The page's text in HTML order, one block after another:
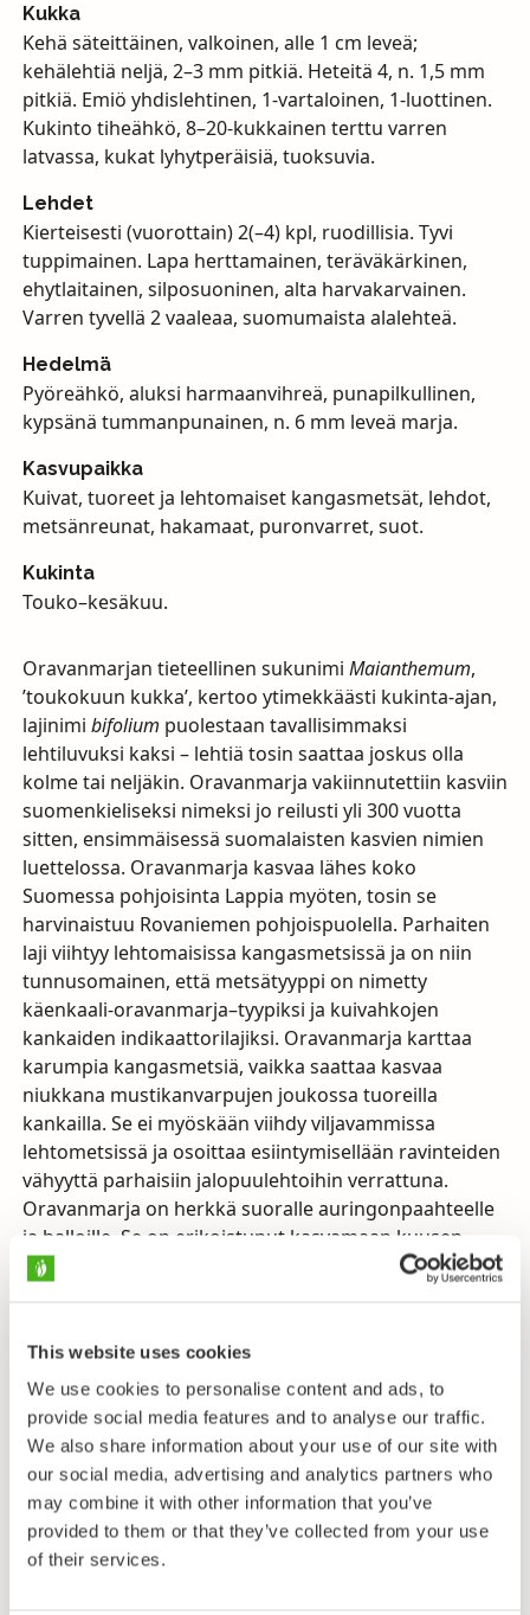
This website uses cookies
We use cookies to personalise content and ads, to
provide social media features and to analyse our traffic.
We also share information about your use of our site with
our social media, advertising and analytics partners who
may combine it with other information that you’ve
provided to them or that they’ve collected from your use
of their services.
Kukka
Kehä säteittäinen, valkoinen, alle 1 cm leveä;
kehälehtiä neljä, 2–3 mm pitkiä. Heteitä 4, n. 1,5 mm
pitkiä. Emiö yhdislehtinen, 1-vartaloinen, 1-luottinen.
Kukinto tiheähkö, 8–20-kukkainen terttu varren
latvassa, kukat lyhytperäisiä, tuoksuvia.
Lehdet
Kierteisesti (vuorottain) 2(–4) kpl, ruodillisia. Tyvi
tuppimainen. Lapa herttamainen, teräväkärkinen,
ehytlaitainen, silposuoninen, alta harvakarvainen.
Varren tyvellä 2 vaaleaa, suomumaista alalehteä.
Hedelmä
Pyöreähkö, aluksi harmaanvihreä, punapilkullinen,
kypsänä tummanpunainen, n. 6 mm leveä marja.
Kasvupaikka
Kuivat, tuoreet ja lehtomaiset kangasmetsät, lehdot,
metsänreunat, hakamaat, puronvarret, suot.
Kukinta
Touko–kesäkuu.
Oravanmarjan tieteellinen sukunimi Maianthemum,
’toukokuun kukka’, kertoo ytimekkäästi kukinta-ajan,
lajinimi bifolium puolestaan tavallisimmaksi
lehtiluvuksi kaksi – lehtiä tosin saattaa joskus olla
kolme tai neljäkin. Oravanmarja vakiinnutettiin kasviin
suomenkieliseksi nimeksi jo reilusti yli 300 vuotta
sitten, ensimmäisessä suomalaisten kasvien nimien
luettelossa. Oravanmarja kasvaa lähes koko
Suomessa pohjoisinta Lappia myöten, tosin se
harvinaistuu Rovaniemen pohjoispuolella. Parhaiten
laji viihtyy lehtomaisissa kangasmetsissä ja on niin
tunnusomainen, että metsätyyppi on nimetty
käenkaali-oravanmarja–tyypiksi ja kuivahkojen
kankaiden indikaattorilajiksi. Oravanmarja karttaa
karumpia kangasmetsiä, vaikka saattaa kasvaa
niukkana mustikanvarpujen joukossa tuoreilla
kankailla. Se ei myöskään viihdy viljavammissa
lehtometsissä ja osoittaa esiintymisellään ravinteiden
vähyyttä parhaisiin jalopuulehtoihin verrattuna.
Oravanmarja on herkkä suoralle auringonpaahteelle
ja halloille. Se on erikoistunut kasvamaan kuusen
seuralaisena, sillä tämä tarjoaa lajin kaipaamaa varjoa
Oravanmarjan tärkeimpiä pölyttäjiä lienevät kärpäset,
Marjat ovat suorastaan imeliä, mikä saattaa
houkutella etenkin makeannälkäiset lapset
maistelemaan niitä. Marjat sisältävät sydämen
toimintaan vaikuttavia aineita, ja jo muutaman
gramman syöminen saattaa olla vaarallista. Onneksi
pienten poimijoiden kärsivällisyys loppuu jo kauan
ennen kuin kohtalokas määrä on koossa, ja